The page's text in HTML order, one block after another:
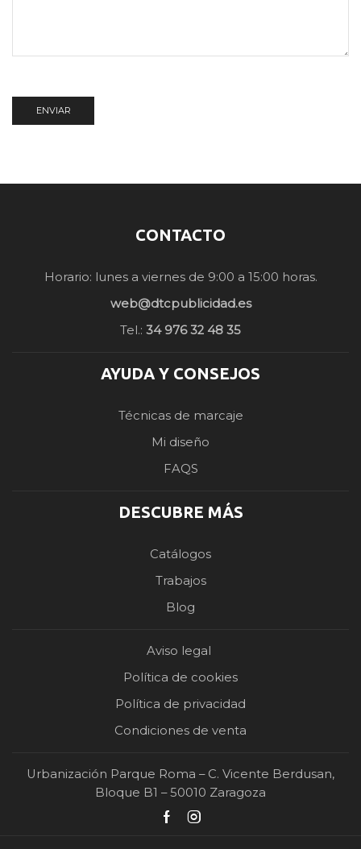
CONTACTO
Horario: lunes a viernes de 9:00 a 15:00 horas.
web@dtcpublicidad.es
Tel.: 34 976 32 48 35
AYUDA Y CONSEJOS
Técnicas de marcaje
Mi diseño
FAQS
DESCUBRE MÁS
Catálogos
Trabajos
Blog
Aviso legal
Política de cookies
Política de privacidad
Condiciones de venta
Urbanización Parque Roma – C. Vicente Berdusan,
Bloque B1 – 50010 Zaragoza